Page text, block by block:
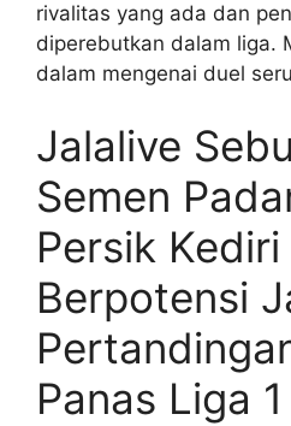
rivalitas yang ada dan
diperebutkan dalam liga.
dalam mengenai duel
Jalalive
Semen
Persik
Berpotensi
Panas Liga